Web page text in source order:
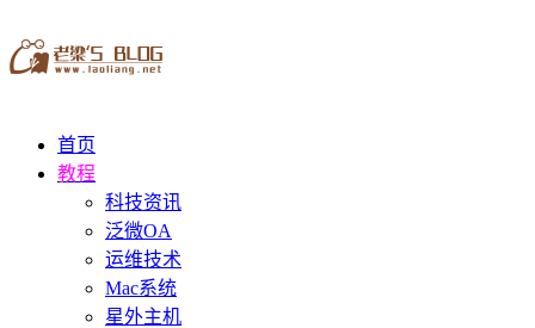
首页
教程
科技资讯
泛微OA
运维技术
Mac系统
星外主机